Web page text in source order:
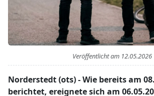
Veröffentlicht am 12.05.2026
Norderstedt (ots) - Wie bereits am
berichtet, ereignete sich am